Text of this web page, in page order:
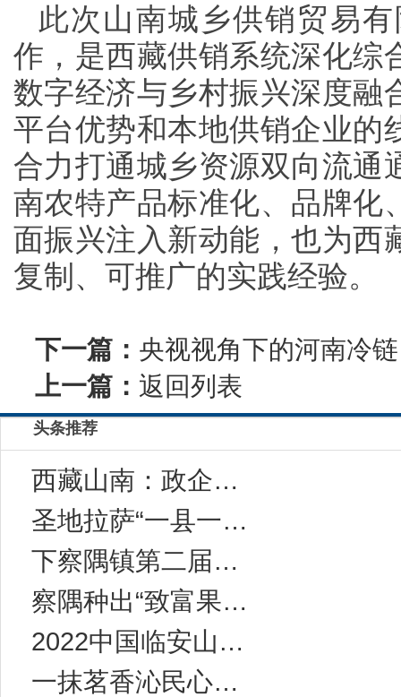
此次山南城乡供销贸易
作，是西藏供销系统深化综
数字经济与乡村振兴深度融
平台优势和本地供销企业的
合力打通城乡资源双向流通
南农特产品标准化、品牌化
面振兴注入新动能，也为西
复制、可推广的实践经验。
下一篇： 央视视角下的河南冷
上一篇： 返回列表
头条推荐
西藏山南：政企携手赋新能 供销改革启新篇 城
圣地拉萨“一县一品”，十大商标品牌公益宣传
下察隅镇第二届桃王争霸赛圆满结束，直播带货
察隅种出“致富果” 猕猴桃产业助力群众走
2022中国临安山核桃开杆节暨姚生记数字观光
一抹茗香沁民心——跨越千年的茶叶天路之旅